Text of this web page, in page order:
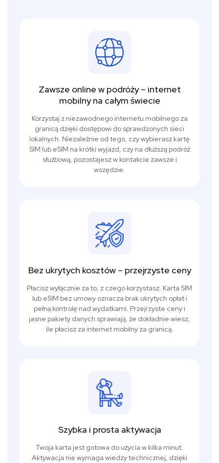
Zawsze online w podróży – internet
mobilny na całym świecie
Korzystaj z niezawodnego internetu mobilnego za
granicą dzięki dostępowi do sprawdzonych sieci
lokalnych. Niezależnie od tego, czy wybierasz kartę
SIM lub eSIM na krótki wyjazd, czy na dłuższą podróż
służbową, pozostajesz w kontakcie zawsze i
wszędzie.
Bez ukrytych kosztów – przejrzyste ceny
Płacisz wyłącznie za to, z czego korzystasz. Karta SIM
lub eSIM bez umowy oznacza brak ukrytych opłat i
pełną kontrolę nad wydatkami. Przejrzyste ceny i
jasne pakiety danych sprawiają, że dokładnie wiesz,
ile płacisz za internet mobilny za granicą.
Szybka i prosta aktywacja
Twoja karta jest gotowa do użycia w kilka minut.
Aktywacja nie wymaga wiedzy technicznej, dzięki